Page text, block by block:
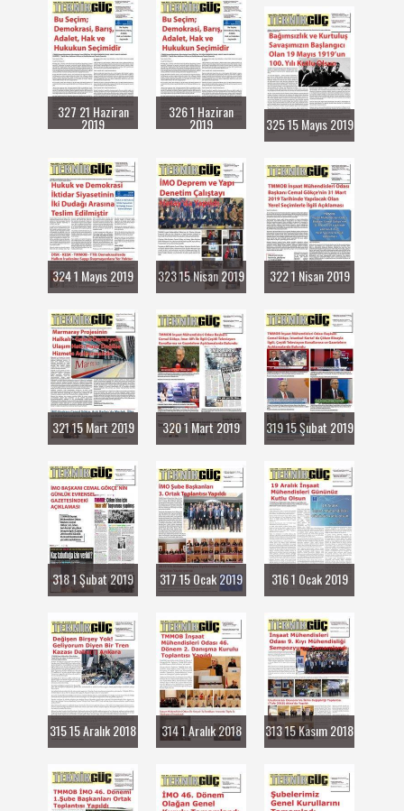
327 21 Haziran
2019
326 1 Haziran
2019 325 15 Mayıs 2019
324 1 Mayıs 2019 323 15 Nisan 2019 322 1 Nisan 2019
321 15 Mart 2019 320 1 Mart 2019 319 15 Şubat 2019
318 1 Şubat 2019 317 15 Ocak 2019 316 1 Ocak 2019
315 15 Aralık 2018 314 1 Aralık 2018 313 15 Kasım 2018